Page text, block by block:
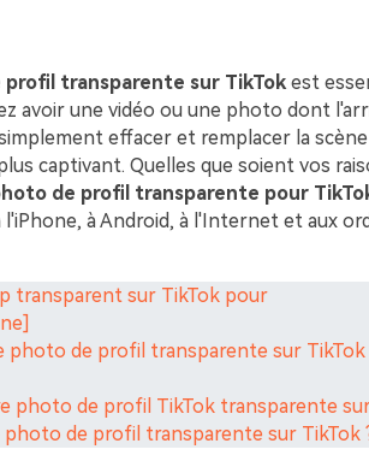
transparente sur TikTokest
avoir une vidéo ou une photo dont
effacer et remplacer la
captivant. Quelles que soient vos
de profil transparente pour
à Android, à l'Internet et aux
transparent sur TikTok pour
photo de profil transparente sur
photo de profil TikTok transparente
de profil transparente sur TikTok